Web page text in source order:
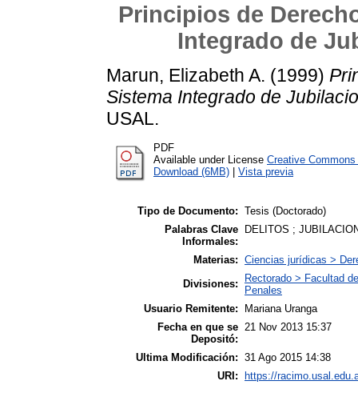
Principios de
Integrado de
Marun, Elizabeth A. (1999)
Sistema Integrado de
USAL.
PDF
Available under License Creative
Download (6MB)
Vista previa
Tipo de Documento: Tesis (Doctorado)
Palabras Clave
Informales:
DELITOS ;
Materias: Ciencias jurídicas >
Divisiones:
Rectorado > Facultad
Penales
Usuario Remitente:
Mariana Uranga
Fecha en que se
Depositó:
21 Nov 2013 15:37
Ultima Modificación: 31 Ago 2015 14:38
URI:
https://